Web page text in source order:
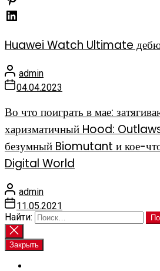
Huawei Watch Ultimate
admin
04.04.2023
Во что поиграть в мае:
харизматичный Hood:
безумный Biomutant и кое-
Digital World
admin
11.05.2021
Найти:
Закрыть